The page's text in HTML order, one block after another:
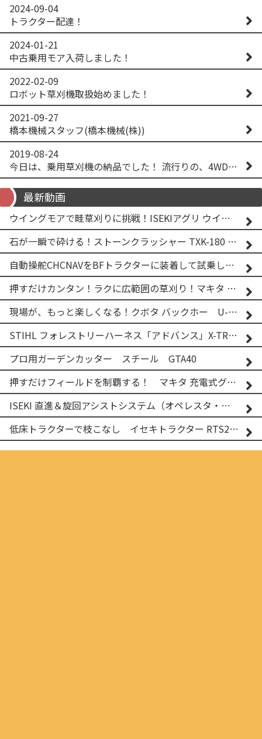
2024-09-04
トラクター配達！
2024-01-21
中古乗用モア入荷しました！
2022-02-09
ロボット草刈機取扱始めました！
2021-09-27
橋本機械スタッフ(橋本機械(株))
2019-08-24
今日は、乗用草刈機の納品でした！ 流行りの、4WD！ #イセキアグリ #オーレック #四駆 #増税間近
最新動画
ウイングモアで畦草刈りに挑戦！ISEKIアグリ ウイングモア WM746AF
石が一瞬で砕ける！ストーンクラッシャー TXK-180 実演
自動操舵CHCNAVをBFトラクターに装着して試乗してみた！！ CHCNAV NX610
押すだけカンタン！ラクに広範囲の草刈り！マキタ バッテリー式草刈り機 MUG001G 2
現場が、もっと楽しくなる！クボタ バックホー U-25-3A
STIHL フォレストリーハーネス「アドバンス」X-TREEm
プロ用ガーデンカッター スチール GTA40
押すだけフィールドを制覇する！ マキタ 充電式グランドトリマー MUG001G
ISEKI 直進＆旋回アシストシステム（オペレスタ・ターン）搭載 イセキ 乗用田植機 PRJ8D-ZJL
低床トラクターで枝こなし イセキトラクター RTS205NS & フレールモア FNC1202F